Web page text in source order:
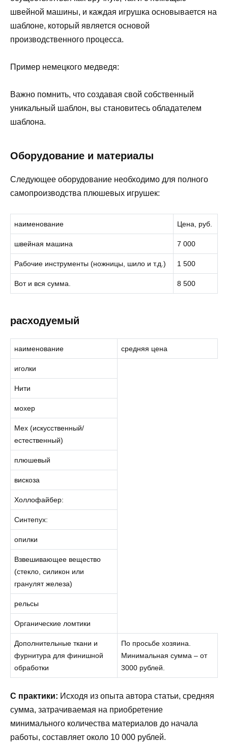
швейной машины, и каждая игрушка основывается на
шаблоне, который является основой
производственного процесса.
Пример немецкого медведя:
Важно помнить, что создавая свой собственный
уникальный шаблон, вы становитесь обладателем
шаблона.
Оборудование и материалы
Следующее оборудование необходимо для полного
самопроизводства плюшевых игрушек:
наименование Цена, руб.
швейная машина 7 000
Рабочие инструменты (ножницы, шило и т.д.) 1 500
Вот и вся сумма. 8 500
расходуемый
наименование средняя цена
иголки
Нити
мохер
Мех (искусственный/
естественный)
плюшевый
вискоза
Холлофайбер:
Синтепух:
опилки
Взвешивающее вещество
(стекло, силикон или
гранулят железа)
рельсы
Органические ломтики
Дополнительные ткани и
фурнитура для финишной
обработки
По просьбе хозяина.
Минимальная сумма – от
3000 рублей.
С практики: Исходя из опыта автора статьи, средняя
сумма, затрачиваемая на приобретение
минимального количества материалов до начала
работы, составляет около 10 000 рублей.